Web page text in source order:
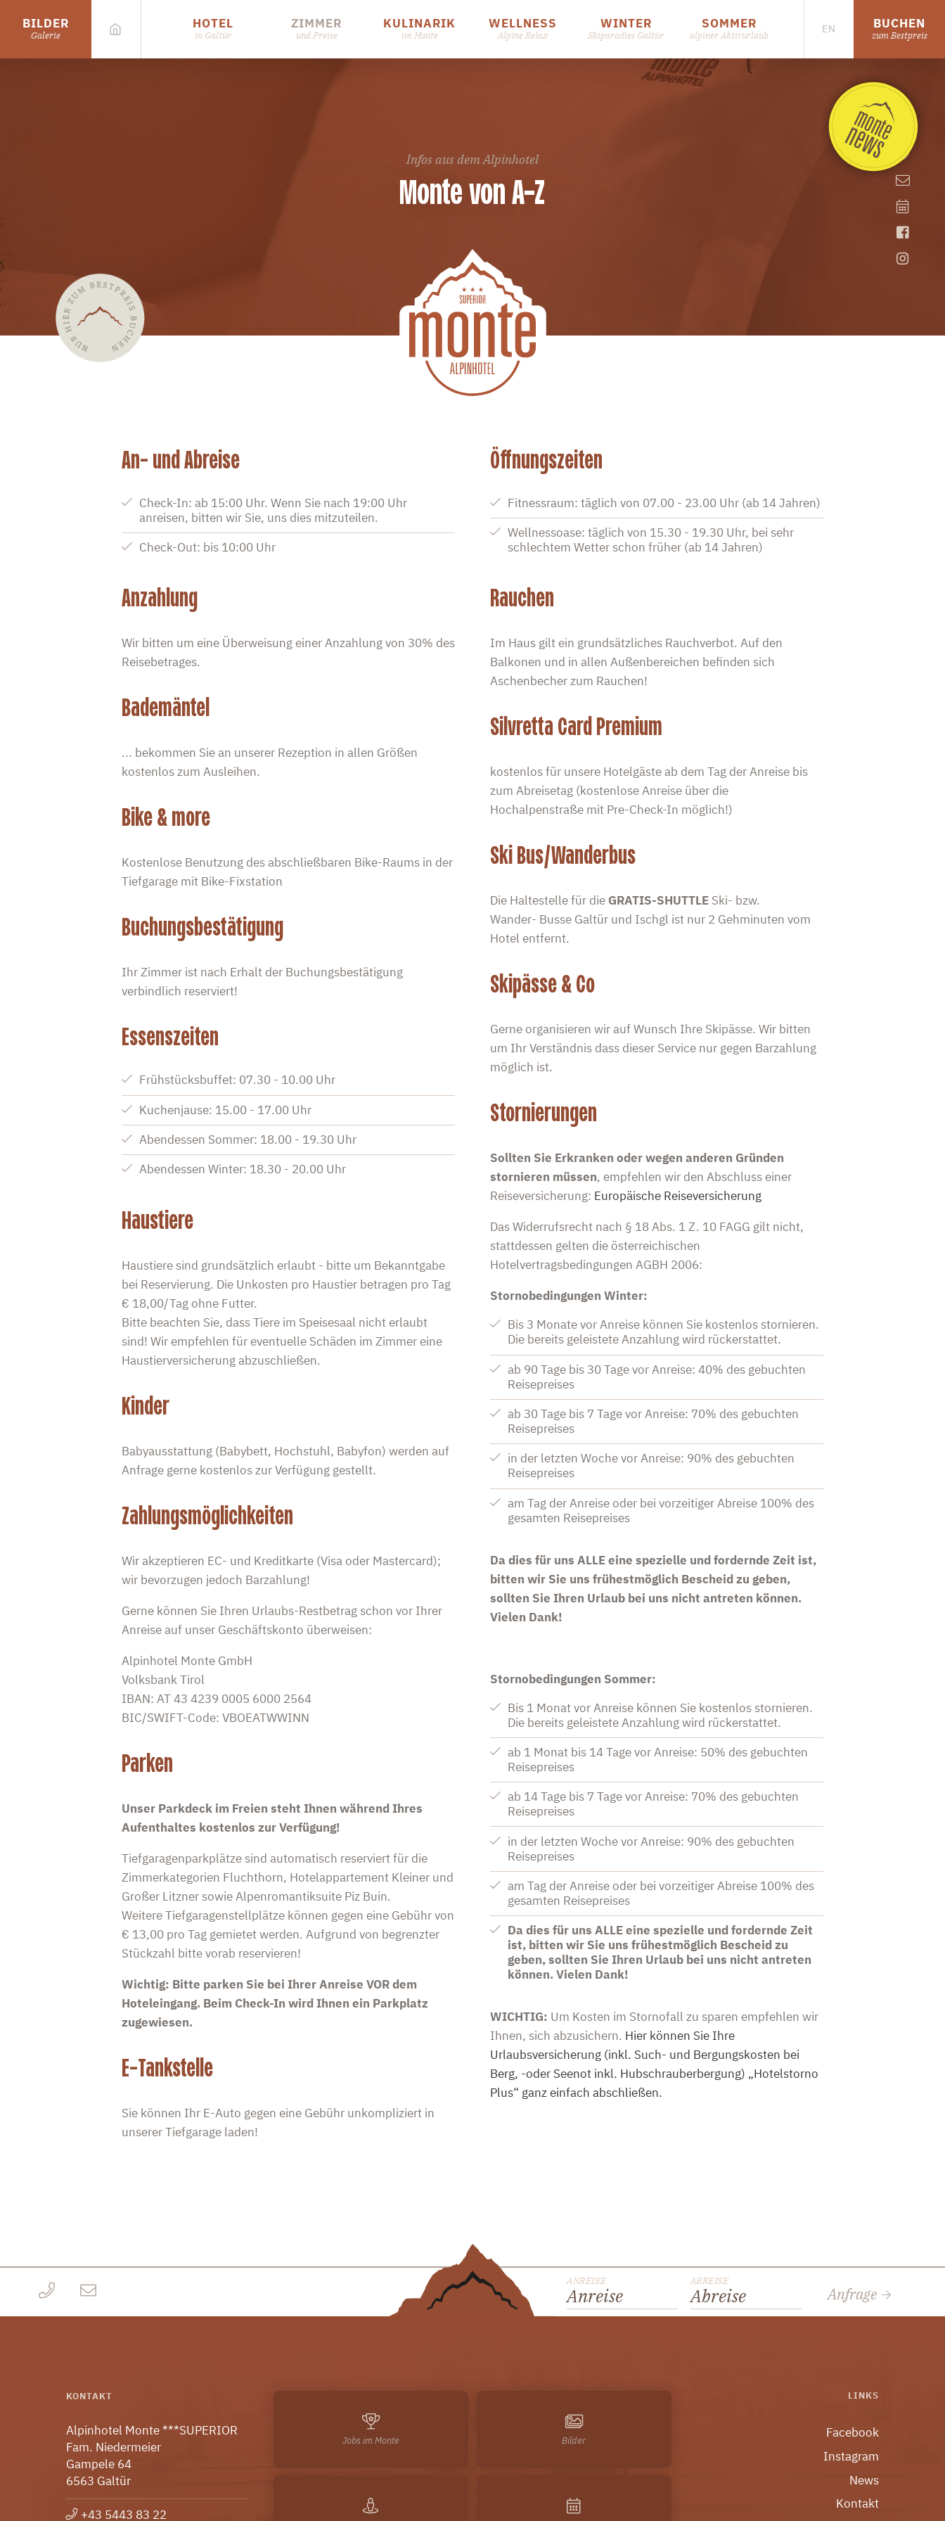
EN BUCHEN
zum Bestpreis
BILDER
Galerie
HOTEL
in Galtür
ZIMMER
und Preise
KULINARIK
im Monte
WELLNESS
Alpine Relax
WINTER
Skiparadies Galtür
SOMMER
alpiner Aktivurlaub
Infos aus dem Alpinhotel
Monte von A-Z
An- und Abreise
Check-In: ab 15:00 Uhr. Wenn Sie nach 19:00 Uhr
anreisen, bitten wir Sie, uns dies mitzuteilen.
Check-Out: bis 10:00 Uhr
Anzahlung
Wir bitten um eine Überweisung einer Anzahlung von 30% des
Reisebetrages.
Bademäntel
... bekommen Sie an unserer Rezeption in allen Größen
kostenlos zum Ausleihen.
Bike & more
Kostenlose Benutzung des abschließbaren Bike-Raums in der
Tiefgarage mit Bike-Fixstation
Buchungsbestätigung
Ihr Zimmer ist nach Erhalt der Buchungsbestätigung
verbindlich reserviert!
Essenszeiten
Frühstücksbuffet: 07.30 - 10.00 Uhr
Kuchenjause: 15.00 - 17.00 Uhr
Abendessen Sommer: 18.00 - 19.30 Uhr
Abendessen Winter: 18.30 - 20.00 Uhr
Haustiere
Haustiere sind grundsätzlich erlaubt - bitte um Bekanntgabe
bei Reservierung. Die Unkosten pro Haustier betragen pro Tag
€ 18,00/Tag ohne Futter.
Bitte beachten Sie, dass Tiere im Speisesaal nicht erlaubt
sind! Wir empfehlen für eventuelle Schäden im Zimmer eine
Haustierversicherung abzuschließen.
Kinder
Babyausstattung (Babybett, Hochstuhl, Babyfon) werden auf
Anfrage gerne kostenlos zur Verfügung gestellt.
Zahlungsmöglichkeiten
Wir akzeptieren EC- und Kreditkarte (Visa oder Mastercard);
wir bevorzugen jedoch Barzahlung!
Gerne können Sie Ihren Urlaubs-Restbetrag schon vor Ihrer
Anreise auf unser Geschäftskonto überweisen:
Alpinhotel Monte GmbH
Volksbank Tirol
IBAN: AT 43 4239 0005 6000 2564
BIC/SWIFT-Code: VBOEATWWINN
Parken
Unser Parkdeck im Freien steht Ihnen während Ihres
Aufenthaltes kostenlos zur Verfügung!
Tiefgaragenparkplätze sind automatisch reserviert für die
Zimmerkategorien Fluchthorn, Hotelappartement Kleiner und
Großer Litzner sowie Alpenromantiksuite Piz Buin.
Weitere Tiefgaragenstellplätze können gegen eine Gebühr von
€ 13,00 pro Tag gemietet werden. Aufgrund von begrenzter
Stückzahl bitte vorab reservieren!
Wichtig: Bitte parken Sie bei Ihrer Anreise VOR dem
Hoteleingang. Beim Check-In wird Ihnen ein Parkplatz
zugewiesen.
E-Tankstelle
Sie können Ihr E-Auto gegen eine Gebühr unkompliziert in
unserer Tiefgarage laden!
Öffnungszeiten
Fitnessraum: täglich von 07.00 - 23.00 Uhr (ab 14 Jahren)
Wellnessoase: täglich von 15.30 - 19.30 Uhr, bei sehr
schlechtem Wetter schon früher (ab 14 Jahren)
Rauchen
Im Haus gilt ein grundsätzliches Rauchverbot. Auf den
Balkonen und in allen Außenbereichen befinden sich
Aschenbecher zum Rauchen!
Silvretta Card Premium
kostenlos für unsere Hotelgäste ab dem Tag der Anreise bis
zum Abreisetag (kostenlose Anreise über die
Hochalpenstraße mit Pre-Check-In möglich!)
Ski Bus/Wanderbus
Die Haltestelle für die GRATIS-SHUTTLESki- bzw.
Wander- Busse Galtür und Ischgl ist nur 2 Gehminuten vom
Hotel entfernt.
Skipässe & Co
Gerne organisieren wir auf Wunsch Ihre Skipässe. Wir bitten
um Ihr Verständnis dass dieser Service nur gegen Barzahlung
möglich ist.
Stornierungen
Sollten Sie Erkranken oder wegen anderen Gründen
stornieren müssen, empfehlen wir den Abschluss einer
Reiseversicherung: Europäische Reiseversicherung
Das Widerrufsrecht nach § 18 Abs. 1 Z. 10 FAGG gilt nicht,
stattdessen gelten die österreichischen
Hotelvertragsbedingungen AGBH 2006:
Stornobedingungen Winter:
Bis 3 Monate vor Anreise können Sie kostenlos stornieren.
Die bereits geleistete Anzahlung wird rückerstattet.
ab 90 Tage bis 30 Tage vor Anreise: 40% des gebuchten
Reisepreises
ab 30 Tage bis 7 Tage vor Anreise: 70% des gebuchten
Reisepreises
in der letzten Woche vor Anreise: 90% des gebuchten
Reisepreises
am Tag der Anreise oder bei vorzeitiger Abreise 100% des
gesamten Reisepreises
Da dies für uns ALLE eine spezielle und fordernde Zeit ist,
bitten wir Sie uns frühestmöglich Bescheid zu geben,
sollten Sie Ihren Urlaub bei uns nicht antreten können.
Vielen Dank!
Stornobedingungen Sommer:
Bis 1 Monat vor Anreise können Sie kostenlos stornieren.
Die bereits geleistete Anzahlung wird rückerstattet.
ab 1 Monat bis 14 Tage vor Anreise: 50% des gebuchten
Reisepreises
ab 14 Tage bis 7 Tage vor Anreise: 70% des gebuchten
Reisepreises
in der letzten Woche vor Anreise: 90% des gebuchten
Reisepreises
am Tag der Anreise oder bei vorzeitiger Abreise 100% des
gesamten Reisepreises
Da dies für uns ALLE eine spezielle und fordernde Zeit
ist, bitten wir Sie uns frühestmöglich Bescheid zu
geben, sollten Sie Ihren Urlaub bei uns nicht antreten
können. Vielen Dank!
WICHTIG: Um Kosten im Stornofall zu sparen empfehlen wir
Ihnen, sich abzusichern. Hier können Sie Ihre
Urlaubsversicherung (inkl. Such- und Bergungskosten bei
Berg, -oder Seenot inkl. Hubschrauberbergung) „Hotelstorno
Plus“ ganz einfach abschließen.
ANREISE
Anreise
ABREISE
Abreise Anfrage
Jobs im Monte Bilder
KONTAKT
Alpinhotel Monte ***SUPERIOR
Fam. Niedermeier
Gampele 64
6563 Galtür
+43 5443 83 22
LINKS
Facebook
Instagram
News
Kontakt